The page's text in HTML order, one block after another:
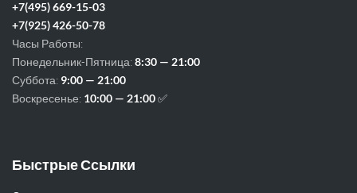
+7(495) 669-15-03
+7(925) 426-50-78
Часы Работы:
Понедельник-Пятница:8:30 — 21:00
Суббота: 9:00 — 21:00
Воскресенье: 10:00 — 21:00✅
Быстрые Ссылки